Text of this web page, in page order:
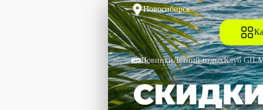
Новосибирск
НовинкиЛетний отдыхКлуб